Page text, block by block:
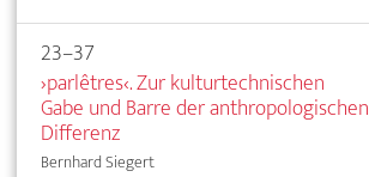
23–37
›parlêtres‹. Zur kulturtechnischen
Gabe und Barre der anthropologischen
Differenz
Bernhard Siegert